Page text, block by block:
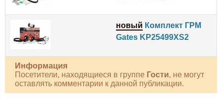
новый Комплект ГРМ
Gates KP25499XS2
Информация
Посетители, находящиеся в группе Гости, не могут
оставлять комментарии к данной публикации.